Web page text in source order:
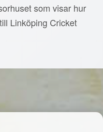
som visar hur
Linköping Cricket